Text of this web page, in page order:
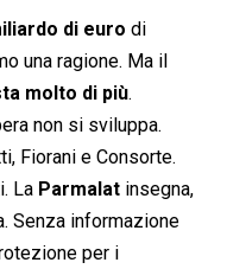
i
n
t
di euro di
una ragione. Ma il
molto di più.
non si sviluppa.
Fiorani e Consorte.
La Parmalat insegna,
Senza informazione
per i